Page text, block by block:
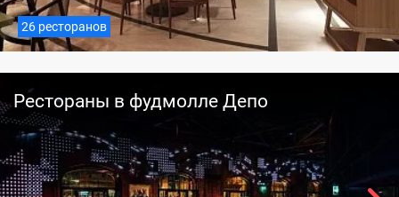
26 ресторанов
Рестораны в фудмолле Депо